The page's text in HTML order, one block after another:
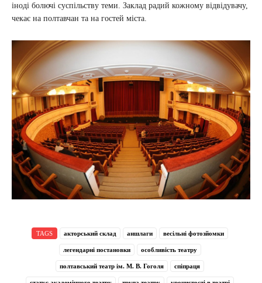
іноді болючі суспільству теми. Заклад радий кожному відвідувачу,
чекає на полтавчан та на гостей міста.
TAGS акторський склад аншлаги весільні фотозйомки
легендарні постановки особливість театру
полтавський театр ім. М. В. Гоголя спіпраця